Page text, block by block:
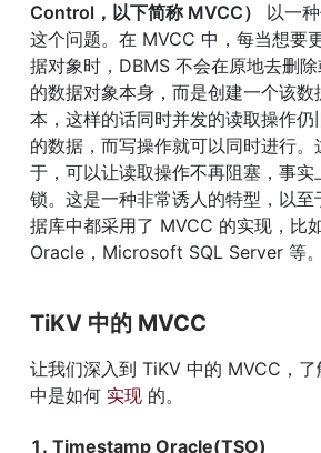
Control，以下简称 MVCC）
以一
这个问题。在 MVCC 中，每当想要
据对象时，DBMS 不会在原地去删
的数据对象本身，而是创建一个该数
本，这样的话同时并发的读取操作仍
的数据，而写操作就可以同时进行。
于，可以让读取操作不再阻塞，事实
锁。这是一种非常诱人的特型，以至
据库中都采用了 MVCC 的实现，比
Oracle，Microsoft SQL Server 等。
TiKV 中的 MVCC
让我们深入到 TiKV 中的 MVCC，
中是如何 实现 的。
1. Timestamp Oracle(TSO)